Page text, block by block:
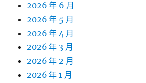
2026 年 6 月
2026 年 5 月
2026 年 4 月
2026 年 3 月
2026 年 2 月
2026 年 1 月